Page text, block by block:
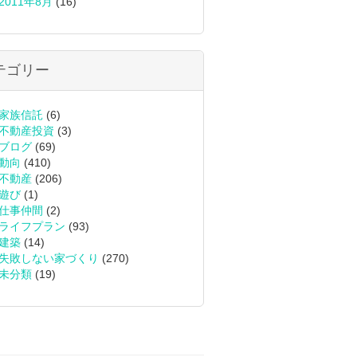
ゴリー
族信託 (6)
動産投資 (3)
ログ (69)
向 (410)
動産 (206)
び (1)
事仲間 (2)
イフプラン (93)
築 (14)
敗しない家づくり (270)
分類 (19)